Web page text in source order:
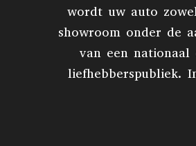
wordt uw auto
showroom onder de
van een
liefhebberspubliek.